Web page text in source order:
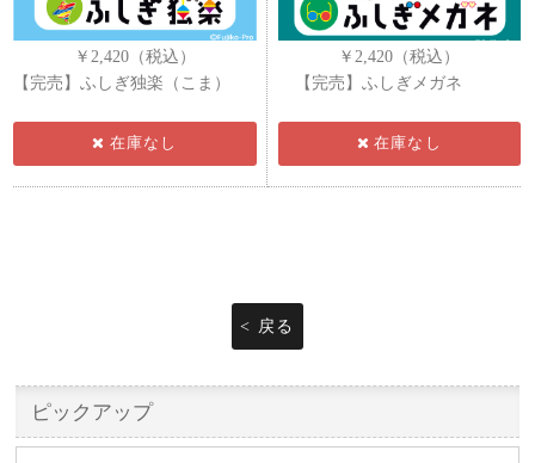
￥2,420（税込）
【完売】ふしぎ独楽（こま）
在庫なし
￥2,420（税込）
【完売】ふしぎメガネ
在庫なし
< 戻る
ピックアップ